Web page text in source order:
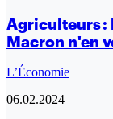
Agriculteurs :
Macron n'en
L’Économie
06.02.2024